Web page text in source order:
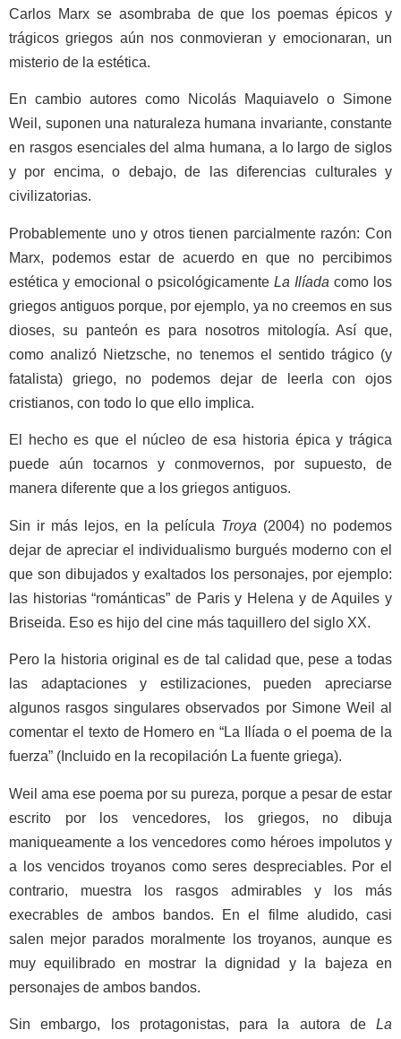
Carlos Marx se asombraba de que los poemas épicos y
trágicos griegos aún nos conmovieran y emocionaran, un
misterio de la estética.
En cambio autores como Nicolás Maquiavelo o Simone
Weil, suponen una naturaleza humana invariante, constante
en rasgos esenciales del alma humana, a lo largo de siglos
y por encima, o debajo, de las diferencias culturales y
civilizatorias.
Probablemente uno y otros tienen parcialmente razón: Con
Marx, podemos estar de acuerdo en que no percibimos
estética y emocional o psicológicamente La Ilíada como los
griegos antiguos porque, por ejemplo, ya no creemos en sus
dioses, su panteón es para nosotros mitología. Así que,
como analizó Nietzsche, no tenemos el sentido trágico (y
fatalista) griego, no podemos dejar de leerla con ojos
cristianos, con todo lo que ello implica.
El hecho es que el núcleo de esa historia épica y trágica
puede aún tocarnos y conmovernos, por supuesto, de
manera diferente que a los griegos antiguos.
Sin ir más lejos, en la película Troya (2004) no podemos
dejar de apreciar el individualismo burgués moderno con el
que son dibujados y exaltados los personajes, por ejemplo:
las historias “románticas” de Paris y Helena y de Aquiles y
Briseida. Eso es hijo del cine más taquillero del siglo XX.
Pero la historia original es de tal calidad que, pese a todas
las adaptaciones y estilizaciones, pueden apreciarse
algunos rasgos singulares observados por Simone Weil al
comentar el texto de Homero en “La Ilíada o el poema de la
fuerza” (Incluido en la recopilación La fuente griega).
Weil ama ese poema por su pureza, porque a pesar de estar
escrito por los vencedores, los griegos, no dibuja
maniqueamente a los vencedores como héroes impolutos y
a los vencidos troyanos como seres despreciables. Por el
contrario, muestra los rasgos admirables y los más
execrables de ambos bandos. En el filme aludido, casi
salen mejor parados moralmente los troyanos, aunque es
muy equilibrado en mostrar la dignidad y la bajeza en
personajes de ambos bandos.
Sin embargo, los protagonistas, para la autora de La